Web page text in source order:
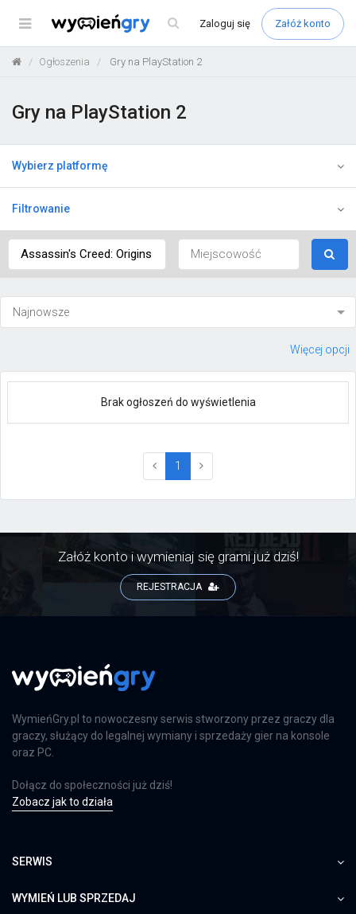
Menu Zaloguj się Załóż konto
Ogłoszenia Gry na PlayStation 2
Gry na PlayStation 2
Wybierz platformę
Filtrowanie
Więcej opcji
Brak ogłoszeń do wyświetlenia
1 (current)
Załóż konto i wymieniaj się grami już dziś!
REJESTRACJA
WymieńGry.pl to nowoczesny serwis stworzony przez graczy dla
graczy, służący do legalnej wymiany i sprzedaży gier na konsole
oraz PC.
Dołącz do społeczności już dziś!
Zobacz jak to działa
SERWIS
WYMIEŃ LUB SPRZEDAJ